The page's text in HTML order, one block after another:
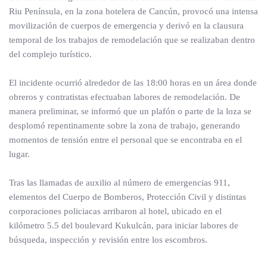
Riu Península, en la zona hotelera de Cancún, provocó una intensa
movilización de cuerpos de emergencia y derivó en la clausura
temporal de los trabajos de remodelación que se realizaban dentro
del complejo turístico.
El incidente ocurrió alrededor de las 18:00 horas en un área donde
obreros y contratistas efectuaban labores de remodelación. De
manera preliminar, se informó que un plafón o parte de la loza se
desplomó repentinamente sobre la zona de trabajo, generando
momentos de tensión entre el personal que se encontraba en el
lugar.
Tras las llamadas de auxilio al número de emergencias 911,
elementos del Cuerpo de Bomberos, Protección Civil y distintas
corporaciones policiacas arribaron al hotel, ubicado en el
kilómetro 5.5 del boulevard Kukulcán, para iniciar labores de
búsqueda, inspección y revisión entre los escombros.